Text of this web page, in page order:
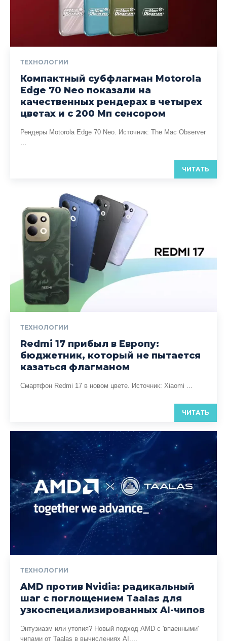
ТЕХНОЛОГИИ
Компактный субфлагман Motorola
Edge 70 Neo показали на
качественных рендерах в четырех
цветах и с 200 Мп сенсором
Рендеры Motorola Edge 70 Neo. Источник: The Mac Observer
ЧИТАТЬ
ТЕХНОЛОГИИ
Redmi 17 прибыл в Европу:
бюджетник, который не пытается
казаться флагманом
ЧИТАТЬ
ТЕХНОЛОГИИ
AMD против Nvidia: радикальный
шаг с поглощением Taalas для
узкоспециализированных AI-чипов
Энтузиазм или утопия? Новый подход AMD с 'впаенными'
чипами от Taalas в вычислениях AI....